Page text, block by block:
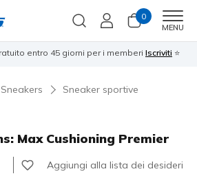
0
MENU
entro 45 giorni per i memberi Iscriviti ⭐
Sneakers Sneaker sportive
Max Cushioning Premier
su 5 Aggiungi alla lista dei desideri